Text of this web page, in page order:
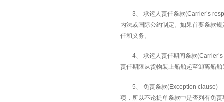
3、 承运人责任条款(Carrier’s
内法或国际公约制定。如果首要条款
任和义务。
4、 承运人责任期间条款
责任期限从货物装上船舶起至卸离船
5、 免责条款(Exception
项，所以不论提单条款中是否列有免